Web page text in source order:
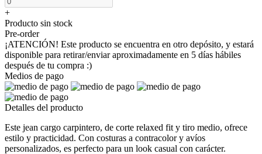
+
Producto sin stock
Pre-order
¡ATENCIÓN! Este producto se encuentra en otro depósito, y estará
disponible para retirar/enviar aproximadamente en 5 días hábiles
después de tu compra :)
Medios de pago
Detalles del producto
Este jean cargo carpintero, de corte relaxed fit y tiro medio, ofrece
estilo y practicidad. Con costuras a contracolor y avíos
personalizados, es perfecto para un look casual con carácter.